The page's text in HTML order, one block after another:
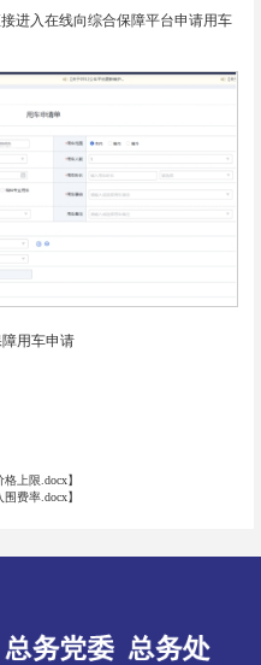
进入在线向综合保障平台申请用车
障用车申请
上限.docx】
费率.docx】